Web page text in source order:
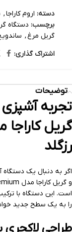
دسته: اروم کاراجا,
برچسب: دستگاه
گریل مرغ,
اشتراک گذاری:
توضیحات
تجربه
رزگلد
اگر به دنبال یک
است. این دستگاه با
را به یک سطح جدید
طراحی لاکچری